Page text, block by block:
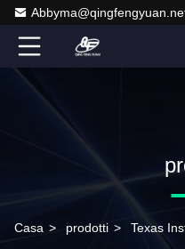
Casa > prodotti > Texas